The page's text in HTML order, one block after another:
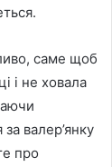
саме щоб
і не ховала
валер’янку
про